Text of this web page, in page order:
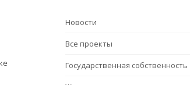
Hовости
Все проекты
Государственная собственность